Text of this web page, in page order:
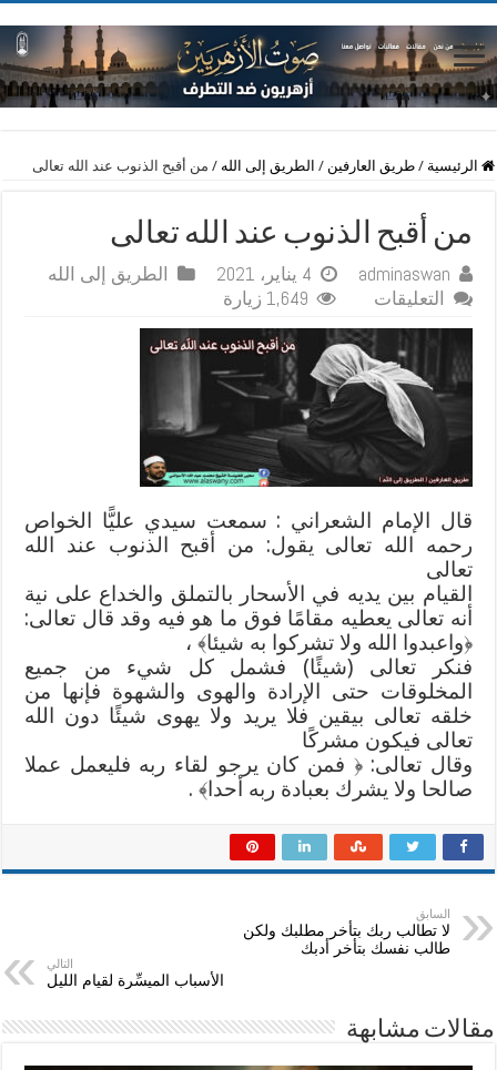
الرئيسية / طريق العارفين / الطريق إلى الله / من أقبح الذنوب عند الله تعالى
من أقبح الذنوب عند الله تعالى
adminaswan 4 يناير، 2021
الطريق إلى الله
التعليقات
أقبح
الذنوب
عند
الله
تعالى
مغلقة
1,649 زيارة
قال الإمام الشعراني : سمعت سيدي عليًّا الخواص
رحمه الله تعالى يقول: من أقبح الذنوب عند الله
تعالى
القيام بين يديه في الأسحار بالتملق والخداع على نية
أنه تعالى يعطيه مقامًا فوق ما هو فيه وقد قال تعالى:
﴿واعبدوا الله ولا تشركوا به شيئا﴾ ،
فنكر تعالى (شيئًا) فشمل كل شيء من جميع
المخلوقات حتى الإرادة والهوى والشهوة فإنها من
خلقه تعالى بيقين فلا يريد ولا يهوى شيئًا دون الله
تعالى فيكون مشركًا
وقال تعالى: ﴿ فمن كان يرجو لقاء ربه فليعمل عملا
صالحا ولا يشرك بعبادة ربه أحدا﴾ .
السابق
لا تطالب ربك بتأخر مطلبك ولكن
طالب نفسك بتأخر أدبك
التالي
الأسباب الميسِّرة لقيام الليل
مقالات مشابهة